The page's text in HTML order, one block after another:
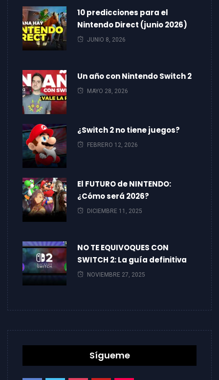
10 predicciones para el
Nintendo Direct (junio 2026)
JUNIO 8, 2026
Un año con Nintendo Switch 2
MAYO 28, 2026
¿Switch 2 no tiene juegos?
FEBRERO 12, 2026
El FUTURO de NINTENDO:
¿Cómo será 2026?
DICIEMBRE 11, 2025
NO TE EQUIVOQUES CON
SWITCH 2: La guía definitiva
NOVIEMBRE 27, 2025
Sígueme